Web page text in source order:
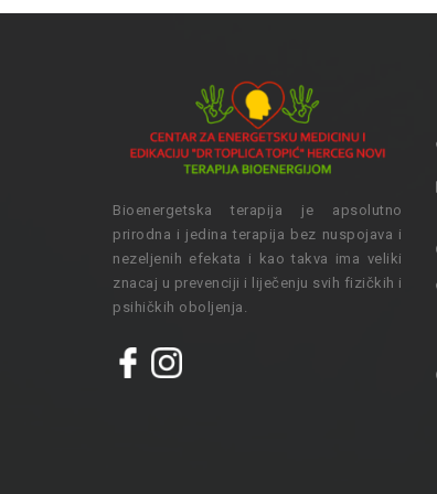
Bioenergetska terapija je apsolutno
prirodna i jedina terapija bez nuspojava i
nezeljenih efekata i kao takva ima veliki
znacaj u prevenciji i liječenju svih fizičkih i
psihičkih oboljenja.